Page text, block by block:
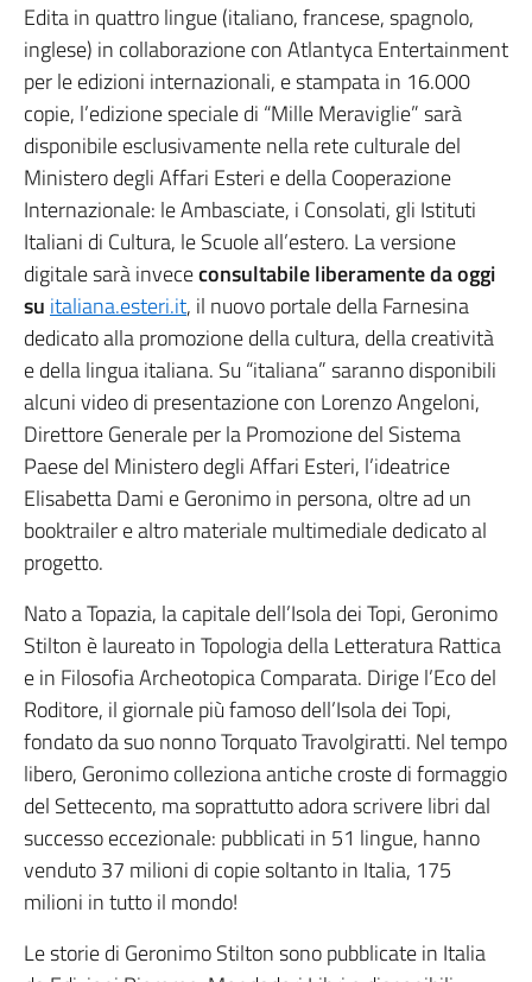
Edita in quattro lingue (italiano, francese, spagnolo,
inglese) in collaborazione con Atlantyca Entertainment
per le edizioni internazionali, e stampata in 16.000
copie, l’edizione speciale di “Mille Meraviglie” sarà
disponibile esclusivamente nella rete culturale del
Ministero degli Affari Esteri e della Cooperazione
Internazionale: le Ambasciate, i Consolati, gli Istituti
Italiani di Cultura, le Scuole all’estero. La versione
digitale sarà invececonsultabile liberamente da oggi
su italiana.esteri.it, il nuovo portale della Farnesina
dedicato alla promozione della cultura, della creatività
e della lingua italiana. Su “italiana” saranno disponibili
alcuni video di presentazione con Lorenzo Angeloni,
Direttore Generale per la Promozione del Sistema
Paese del Ministero degli Affari Esteri, l’ideatrice
Elisabetta Dami e Geronimo in persona, oltre ad un
booktrailer e altro materiale multimediale dedicato al
progetto.
Nato a Topazia, la capitale dell’Isola dei Topi, Geronimo
Stilton è laureato in Topologia della Letteratura Rattica
e in Filosofia Archeotopica Comparata. Dirige l’Eco del
Roditore, il giornale più famoso dell’Isola dei Topi,
fondato da suo nonno Torquato Travolgiratti. Nel tempo
libero, Geronimo colleziona antiche croste di formaggio
del Settecento, ma soprattutto adora scrivere libri dal
successo eccezionale: pubblicati in 51 lingue, hanno
venduto 37 milioni di copie soltanto in Italia, 175
milioni in tutto il mondo!
Le storie di Geronimo Stilton sono pubblicate in Italia